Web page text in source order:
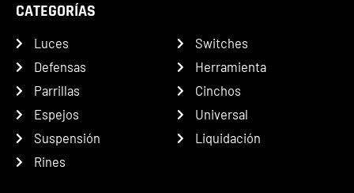
CATEGORÍAS
Luces
Defensas
Parrillas
Espejos
Suspensión
Rines
Switches
Herramienta
Cinchos
Universal
Liquidación